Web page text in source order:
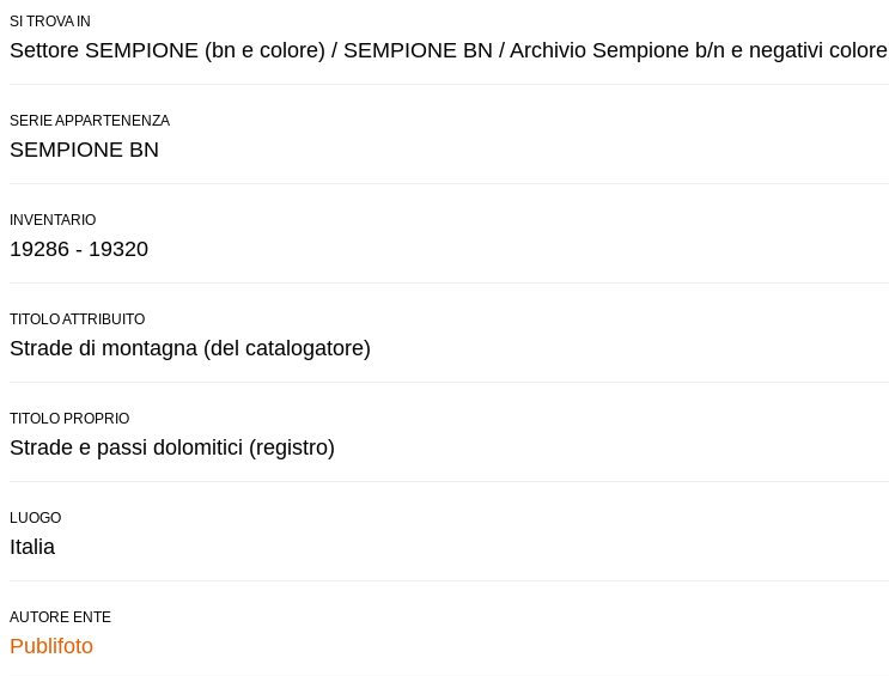
SI TROVA IN
Settore SEMPIONE (bn e colore) / SEMPIONE BN / Archivio Sempione b/n e negativi colore
SERIE APPARTENENZA
SEMPIONE BN
INVENTARIO
19286 - 19320
TITOLO ATTRIBUITO
Strade di montagna (del catalogatore)
TITOLO PROPRIO
Strade e passi dolomitici (registro)
LUOGO
Italia
AUTORE ENTE
Publifoto